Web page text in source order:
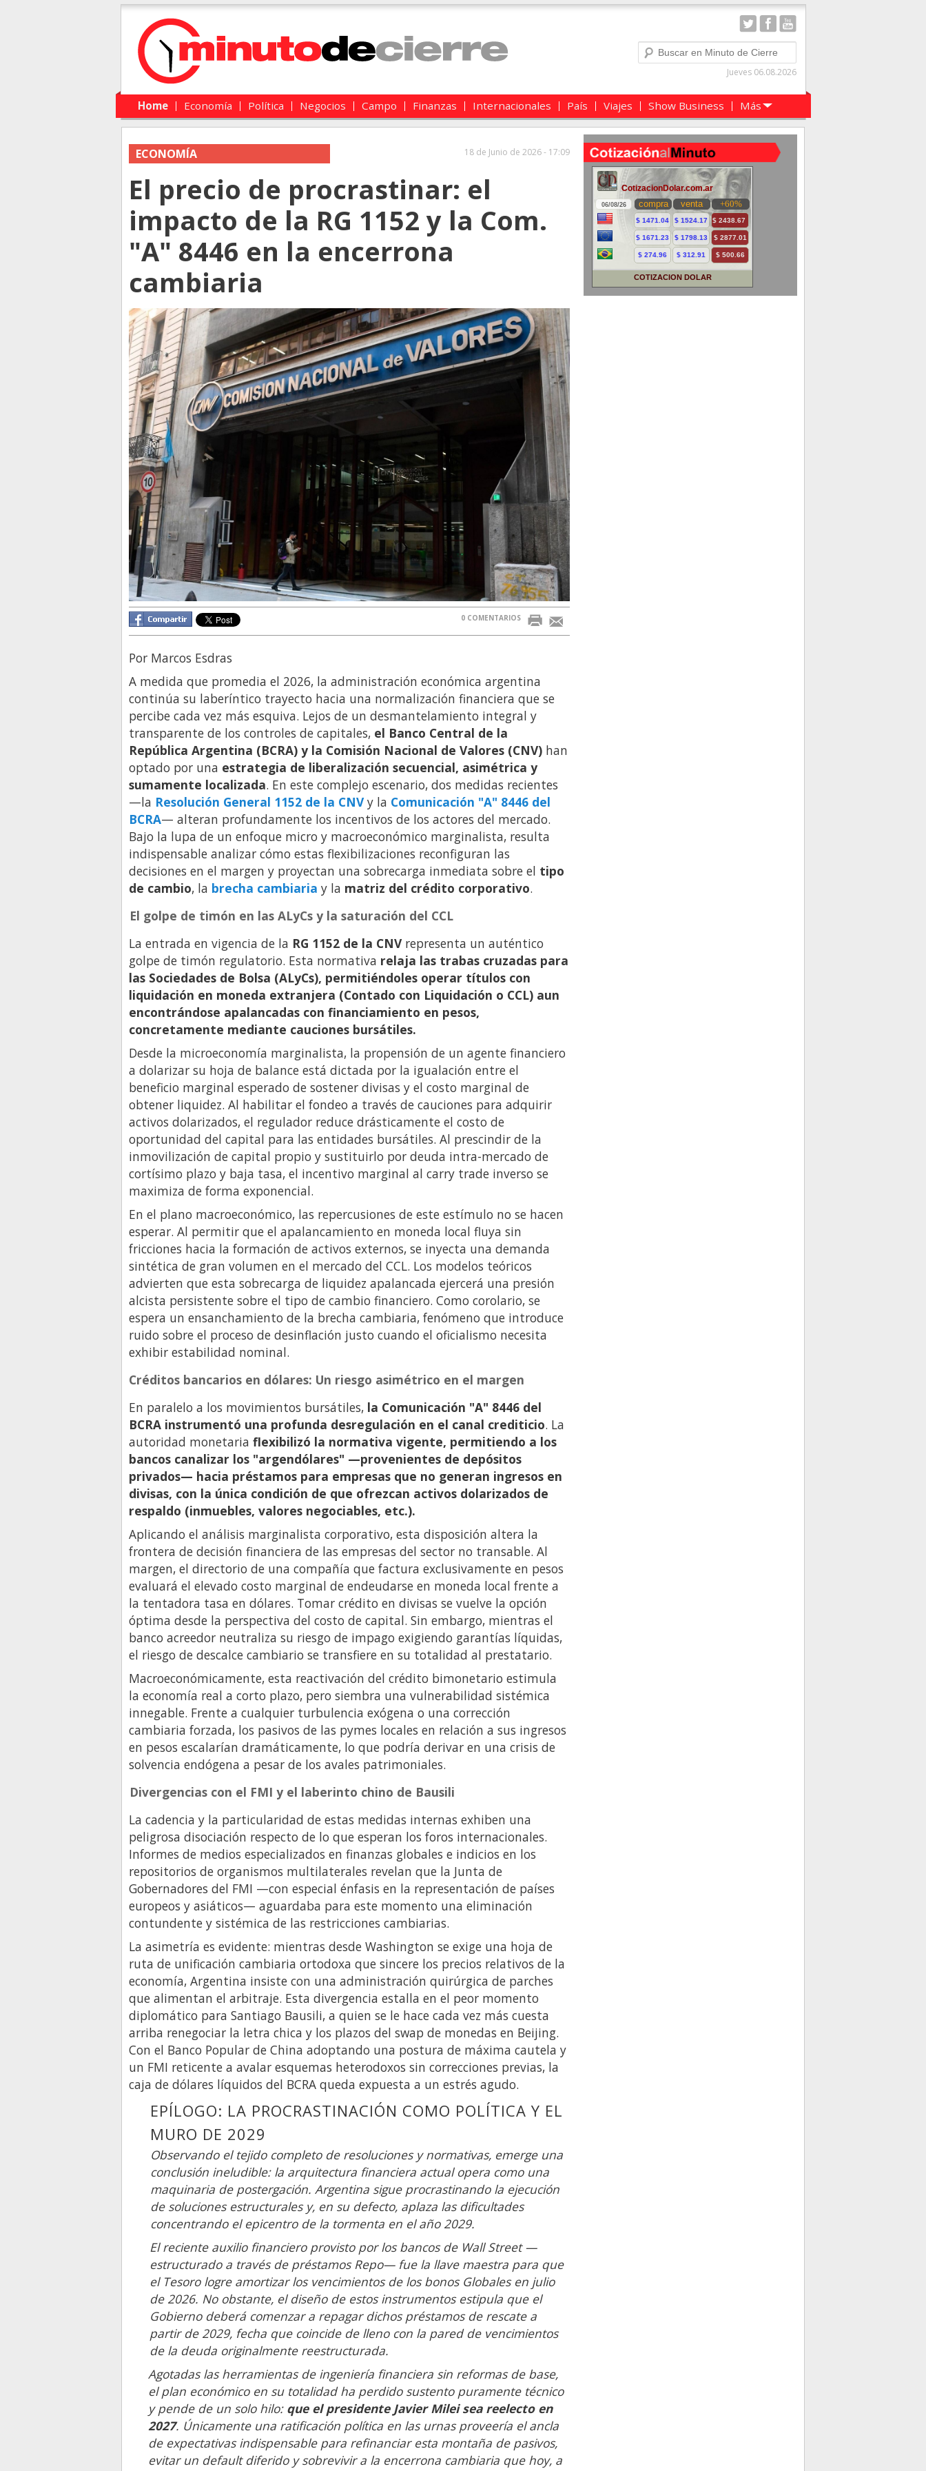
Jueves 06.08.2026
Buscar
Main menu
Skip to primary content
Skip to secondary content
Home Economía Política Negocios Campo Finanzas Internacionales País Viajes Show Business Más
ECONOMÍA 18 de Junio de 2026 - 17:09
El precio de procrastinar: el
impacto de la RG 1152 y la Com.
"A" 8446 en la encerrona
cambiaria
0 COMENTARIOS
Por Marcos Esdras
A medida que promedia el 2026, la administración económica argentina
continúa su laberíntico trayecto hacia una normalización financiera que se
percibe cada vez más esquiva. Lejos de un desmantelamiento integral y
transparente de los controles de capitales, el Banco Central de la
República Argentina (BCRA) y la Comisión Nacional de Valores (CNV) han
optado por una estrategia de liberalización secuencial, asimétrica y
sumamente localizada. En este complejo escenario, dos medidas recientes
—la Resolución General 1152 de la CNVy la Comunicación "A" 8446 del
BCRA— alteran profundamente los incentivos de los actores del mercado.
Bajo la lupa de un enfoque micro y macroeconómico marginalista, resulta
indispensable analizar cómo estas flexibilizaciones reconfiguran las
decisiones en el margen y proyectan una sobrecarga inmediata sobre el tipo
de cambio, la brecha cambiaria y la matriz del crédito corporativo.
El golpe de timón en las ALyCs y la saturación del CCL
La entrada en vigencia de la RG 1152 de la CNV representa un auténtico
golpe de timón regulatorio. Esta normativa relaja las trabas cruzadas para
las Sociedades de Bolsa (ALyCs), permitiéndoles operar títulos con
liquidación en moneda extranjera (Contado con Liquidación o CCL) aun
encontrándose apalancadas con financiamiento en pesos,
concretamente mediante cauciones bursátiles.
Desde la microeconomía marginalista, la propensión de un agente financiero
a dolarizar su hoja de balance está dictada por la igualación entre el
beneficio marginal esperado de sostener divisas y el costo marginal de
obtener liquidez. Al habilitar el fondeo a través de cauciones para adquirir
activos dolarizados, el regulador reduce drásticamente el costo de
oportunidad del capital para las entidades bursátiles. Al prescindir de la
inmovilización de capital propio y sustituirlo por deuda intra-mercado de
cortísimo plazo y baja tasa, el incentivo marginal al carry trade inverso se
maximiza de forma exponencial.
En el plano macroeconómico, las repercusiones de este estímulo no se hacen
esperar. Al permitir que el apalancamiento en moneda local fluya sin
fricciones hacia la formación de activos externos, se inyecta una demanda
sintética de gran volumen en el mercado del CCL. Los modelos teóricos
advierten que esta sobrecarga de liquidez apalancada ejercerá una presión
alcista persistente sobre el tipo de cambio financiero. Como corolario, se
espera un ensanchamiento de la brecha cambiaria, fenómeno que introduce
ruido sobre el proceso de desinflación justo cuando el oficialismo necesita
exhibir estabilidad nominal.
Créditos bancarios en dólares: Un riesgo asimétrico en el margen
En paralelo a los movimientos bursátiles, la Comunicación "A" 8446 del
BCRA instrumentó una profunda desregulación en el canal crediticio. La
autoridad monetaria flexibilizó la normativa vigente, permitiendo a los
bancos canalizar los "argendólares" —provenientes de depósitos
privados— hacia préstamos para empresas que no generan ingresos en
divisas, con la única condición de que ofrezcan activos dolarizados de
respaldo (inmuebles, valores negociables, etc.).
Aplicando el análisis marginalista corporativo, esta disposición altera la
frontera de decisión financiera de las empresas del sector no transable. Al
margen, el directorio de una compañía que factura exclusivamente en pesos
evaluará el elevado costo marginal de endeudarse en moneda local frente a
la tentadora tasa en dólares. Tomar crédito en divisas se vuelve la opción
óptima desde la perspectiva del costo de capital. Sin embargo, mientras el
banco acreedor neutraliza su riesgo de impago exigiendo garantías líquidas,
el riesgo de descalce cambiario se transfiere en su totalidad al prestatario.
Macroeconómicamente, esta reactivación del crédito bimonetario estimula
la economía real a corto plazo, pero siembra una vulnerabilidad sistémica
innegable. Frente a cualquier turbulencia exógena o una corrección
cambiaria forzada, los pasivos de las pymes locales en relación a sus ingresos
en pesos escalarían dramáticamente, lo que podría derivar en una crisis de
solvencia endógena a pesar de los avales patrimoniales.
Divergencias con el FMI y el laberinto chino de Bausili
La cadencia y la particularidad de estas medidas internas exhiben una
peligrosa disociación respecto de lo que esperan los foros internacionales.
Informes de medios especializados en finanzas globales e indicios en los
repositorios de organismos multilaterales revelan que la Junta de
Gobernadores del FMI —con especial énfasis en la representación de países
europeos y asiáticos— aguardaba para este momento una eliminación
contundente y sistémica de las restricciones cambiarias.
La asimetría es evidente: mientras desde Washington se exige una hoja de
ruta de unificación cambiaria ortodoxa que sincere los precios relativos de la
economía, Argentina insiste con una administración quirúrgica de parches
que alimentan el arbitraje. Esta divergencia estalla en el peor momento
diplomático para Santiago Bausili, a quien se le hace cada vez más cuesta
arriba renegociar la letra chica y los plazos del swap de monedas en Beijing.
Con el Banco Popular de China adoptando una postura de máxima cautela y
un FMI reticente a avalar esquemas heterodoxos sin correcciones previas, la
caja de dólares líquidos del BCRA queda expuesta a un estrés agudo.
EPÍLOGO: LA PROCRASTINACIÓN COMO POLÍTICA Y EL
MURO DE 2029
Observando el tejido completo de resoluciones y normativas, emerge una
conclusión ineludible: la arquitectura financiera actual opera como una
maquinaria de postergación. Argentina sigue procrastinando la ejecución
de soluciones estructurales y, en su defecto, aplaza las dificultades
concentrando el epicentro de la tormenta en el año 2029.
El reciente auxilio financiero provisto por los bancos de Wall Street —
estructurado a través de préstamos Repo— fue la llave maestra para que
el Tesoro logre amortizar los vencimientos de los bonos Globales en julio
de 2026. No obstante, el diseño de estos instrumentos estipula que el
Gobierno deberá comenzar a repagar dichos préstamos de rescate a
partir de 2029, fecha que coincide de lleno con la pared de vencimientos
de la deuda originalmente reestructurada.
Agotadas las herramientas de ingeniería financiera sin reformas de base,
el plan económico en su totalidad ha perdido sustento puramente técnico
y pende de un solo hilo: que el presidente Javier Milei sea reelecto en
2027. Únicamente una ratificación política en las urnas proveería el ancla
de expectativas indispensable para refinanciar esta montaña de pasivos,
evitar un default diferido y sobrevivir a la encerrona cambiaria que hoy, a
COTIZACION DOLAR